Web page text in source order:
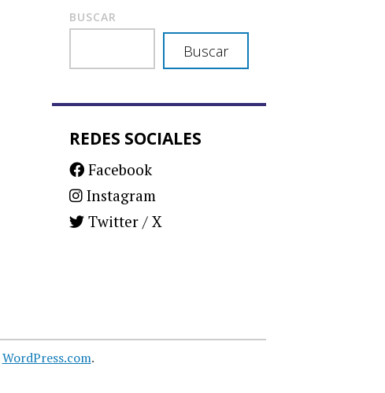
BUSCAR
Buscar
REDES SOCIALES
Facebook
Instagram
Twitter / X
WordPress.com.